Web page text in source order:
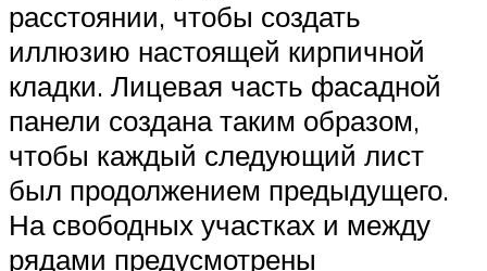
расстоянии, чтобы создать
иллюзию настоящей кирпичной
кладки. Лицевая часть фасадной
панели создана таким образом,
чтобы каждый следующий лист
был продолжением предыдущего.
На свободных участках и между
рядами предусмотрены